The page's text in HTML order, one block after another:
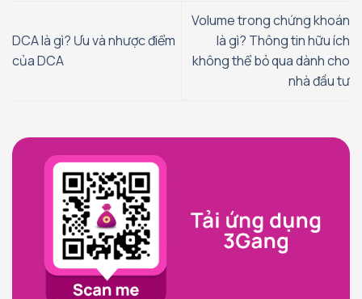
DCA là gì? Ưu và nhược điểm
của DCA
Volume trong chứng khoán
là gì? Thông tin hữu ích
không thể bỏ qua dành cho
nhà đầu tư